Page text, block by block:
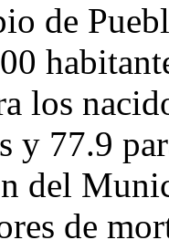
de
los
y 77.9
del
de